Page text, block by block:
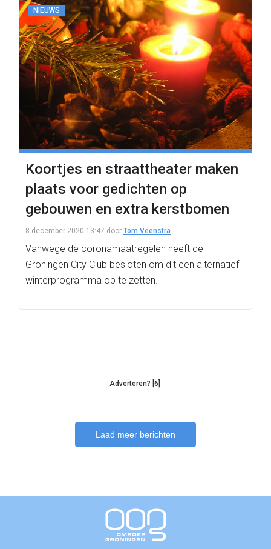
NIEUWS
Koortjes en straattheater maken
plaats voor gedichten op
gebouwen en extra kerstbomen
8 december 2020 13:47 door Tom Veenstra
Vanwege de coronamaatregelen heeft de
Groningen City Club besloten om dit een alternatief
winterprogramma op te zetten.
Adverteren? [6]
Laad meer berichten